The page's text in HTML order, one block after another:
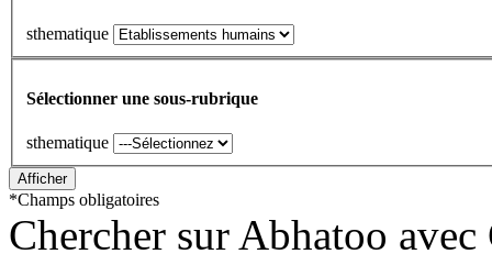
sthematique
Sélectionner une sous-rubrique
sthematique
*Champs obligatoires
Chercher sur Abhatoo